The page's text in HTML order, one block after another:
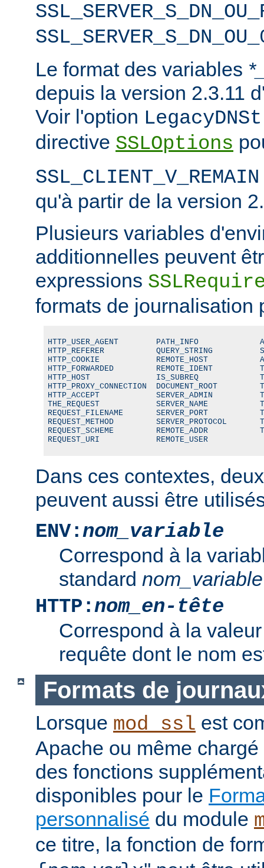
Le format des variables
depuis la version 2.3.11
Voir l'option
directive SSLOptions
SSL_CLIENT_V_REMAIN
qu'à partir de la version
Plusieurs variables
additionnelles peuvent
expressions
formats de journalisation
HTTP_USER_AGENT        PATH_INFO
HTTP_REFERER           QUERY_STRING
HTTP_COOKIE            REMOTE_HOST
HTTP_FORWARDED         REMOTE_IDENT
HTTP_HOST              IS_SUBREQ
HTTP_PROXY_CONNECTION  DOCUMENT_ROOT
HTTP_ACCEPT            SERVER_ADMIN
THE_REQUEST            SERVER_NAME
REQUEST_FILENAME       SERVER_PORT
REQUEST_METHOD         SERVER_PROTOCOL
REQUEST_SCHEME         REMOTE_ADDR
REQUEST_URI            REMOTE_USER
Dans ces contextes,
peuvent aussi être
ENV:nom_variable
Correspond à la
standard nom_variable
HTTP:nom_en-tête
Correspond à la
requête dont le nom
Formats de
Lorsque mod_ssl est
Apache ou même
des fonctions
disponibles pour le
personnalisé du module
ce titre, la fonction de